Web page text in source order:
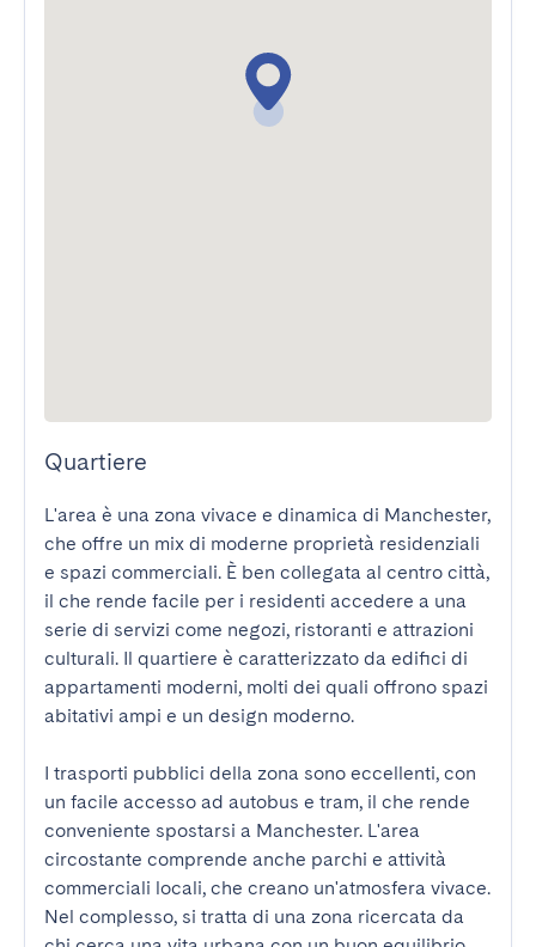
Quartiere
L'area è una zona vivace e dinamica di Manchester,
che offre un mix di moderne proprietà residenziali
e spazi commerciali. È ben collegata al centro città,
il che rende facile per i residenti accedere a una
serie di servizi come negozi, ristoranti e attrazioni
culturali. Il quartiere è caratterizzato da edifici di
appartamenti moderni, molti dei quali offrono spazi
abitativi ampi e un design moderno.
I trasporti pubblici della zona sono eccellenti, con
un facile accesso ad autobus e tram, il che rende
conveniente spostarsi a Manchester. L'area
circostante comprende anche parchi e attività
commerciali locali, che creano un'atmosfera vivace.
Nel complesso, si tratta di una zona ricercata da